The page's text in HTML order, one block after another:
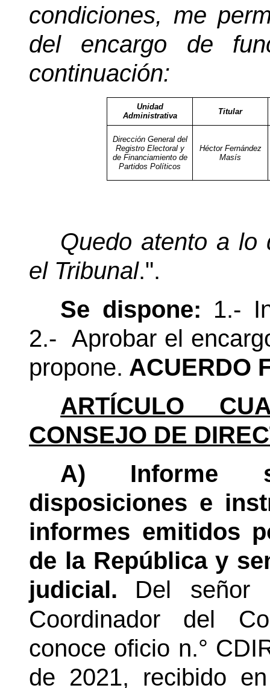
condiciones, me
del encargo de
continuación:
Unidad
Administrativa
Titular
Dirección General del
Registro Electoral y
de Financiamiento de
Partidos Políticos
Héctor Fernández
Masís
Quedo atento a lo
el Tribunal.".
Se dispone: 1.-
2.- Aprobar el
propone. ACUERDO
ARTÍCULO
CONSEJO DE
A) Informe
disposiciones e
informes emitidos
de la República y
judicial.
Del señor
Coordinador del
conoce oficio n.°
de 2021, recibido